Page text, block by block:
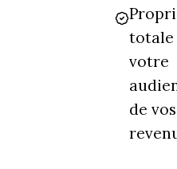
totale
votre
de vos